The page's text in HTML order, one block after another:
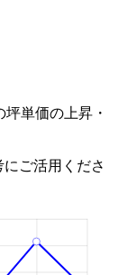
単価の上昇・
ご活用くださ